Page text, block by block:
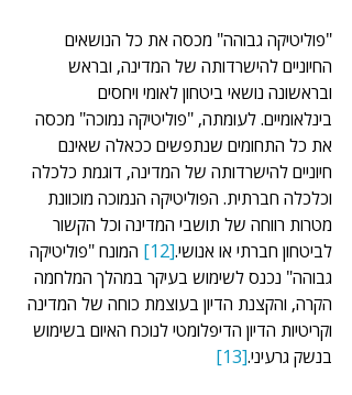
"פוליטיקה גבוהה" מכסה את כל הנושאים
החיוניים להישרדותה של המדינה, ובראש
ובראשונה נושאי ביטחון לאומי ויחסים
בינלאומיים. לעומתה, "פוליטיקה נמוכה" מכסה
את כל התחומים שנתפשים ככאלה שאינם
חיוניים להישרדותה של המדינה, דוגמת כלכלה
וכלכלה חברתית. הפוליטיקה הנמוכה מוכוונת
מטרות רווחה של תושבי המדינה וכל הקשור
לביטחון חברתי או אנושי.[12]
המונח "פוליטיקה
גבוהה" נכנס לשימוש בעיקר במהלך המלחמה
הקרה, והקצנת הדיון בעוצמת כוחה של המדינה
וקריטיות הדיון הדיפלומטי לנוכח האיום בשימוש
בנשק גרעיני.[13]